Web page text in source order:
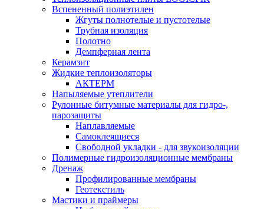
Вспененный полиэтилен
Жгуты полнотелые и пустотелые
Трубная изоляция
Полотно
Демпферная лента
Керамзит
Жидкие теплоизоляторы
АКТЕРМ
Напыляемые утеплители
Рулонные битумные материалы для гидро-,
парозащиты
Наплавляемые
Самоклеящиеся
Свободной укладки - для звукоизоляции
Полимерные гидроизоляционные мембраны
Дренаж
Профилированные мембраны
Геотекстиль
Мастики и праймеры